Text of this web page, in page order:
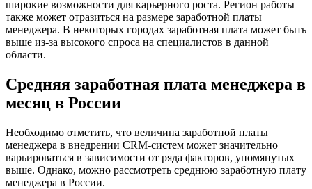
широкие возможности для карьерного роста. Регион работы
также может отразиться на размере заработной платы
менеджера. В некоторых городах заработная плата может быть
выше из-за высокого спроса на специалистов в данной
области.
Средняя заработная плата менеджера в
месяц в России
Необходимо отметить, что величина заработной платы
менеджера в внедрении CRM-систем может значительно
варьироваться в зависимости от ряда факторов, упомянутых
выше. Однако, можно рассмотреть среднюю заработную плату
менеджера в России.